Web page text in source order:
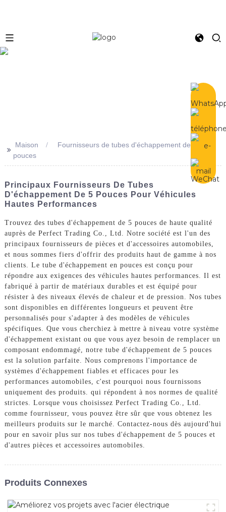
>> Maison
Fournisseurs de tubes d'échappement de 5
pouces
Principaux Fournisseurs De Tubes
D'échappement De 5 Pouces Pour Véhicules
Hautes Performances
Trouvez des tubes d'échappement de 5 pouces de haute qualité
auprès de Perfect Trading Co., Ltd. Notre société est l'un des
principaux fournisseurs de pièces et d'accessoires automobiles,
et nous sommes fiers d'offrir des produits haut de gamme à nos
clients. Le tube d'échappement en pouces est conçu pour
répondre aux exigences des véhicules hautes performances. Il est
fabriqué à partir de matériaux durables et est équipé pour
résister à des niveaux élevés de chaleur et de pression. Nos tubes
sont disponibles en différentes longueurs et peuvent être
personnalisés pour s'adapter à des modèles de véhicules
spécifiques. Que vous cherchiez à mettre à niveau votre système
d'échappement existant ou que vous ayez besoin de remplacer un
composant endommagé, notre tube d'échappement de 5 pouces
est la solution parfaite. Nous comprenons l'importance de
systèmes d'échappement fiables et efficaces pour les
performances automobiles, c'est pourquoi nous fournissons
uniquement des produits. qui répondent à nos normes de qualité
strictes. Lorsque vous choisissez Perfect Trading Co., Ltd.
comme fournisseur, vous pouvez être sûr que vous obtenez les
meilleurs produits sur le marché. Contactez-nous dès aujourd'hui
pour en savoir plus sur nos tubes d'échappement de 5 pouces et
d'autres pièces et accessoires automobiles.
Produits Connexes